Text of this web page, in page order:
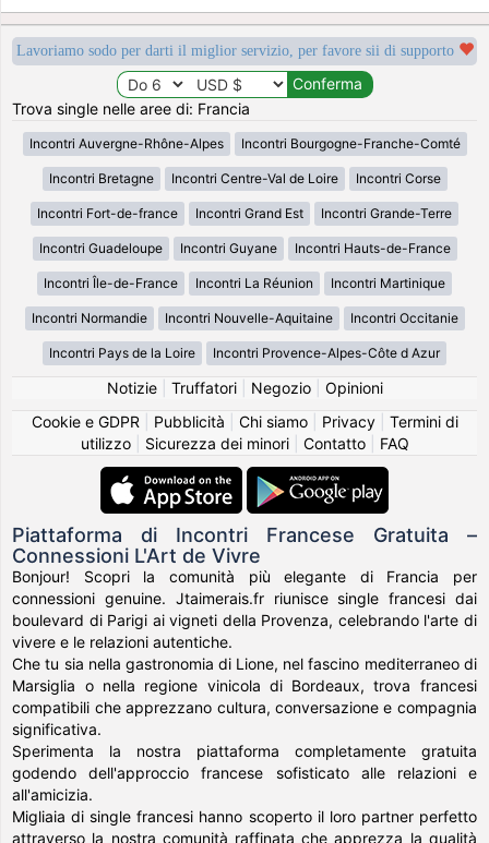
Lavoriamo sodo per darti il miglior servizio, per favore sii di supporto
Trova single nelle aree di: Francia
Incontri Auvergne-Rhône-Alpes Incontri Bourgogne-Franche-Comté
Incontri Bretagne Incontri Centre-Val de Loire Incontri Corse
Incontri Fort-de-france Incontri Grand Est Incontri Grande-Terre
Incontri Guadeloupe Incontri Guyane Incontri Hauts-de-France
Incontri Île-de-France Incontri La Réunion Incontri Martinique
Incontri Normandie Incontri Nouvelle-Aquitaine Incontri Occitanie
Incontri Pays de la Loire Incontri Provence-Alpes-Côte d Azur
Notizie| Truffatori| Negozio| Opinioni
Cookie e GDPR
Pubblicità Chi siamo| Privacy| Termini di
utilizzo| Sicurezza dei minori| Contatto| FAQ
Piattaforma di Incontri Francese Gratuita –
Connessioni L'Art de Vivre
Bonjour! Scopri la comunità più elegante di Francia per
connessioni genuine. Jtaimerais.fr riunisce single francesi dai
boulevard di Parigi ai vigneti della Provenza, celebrando l'arte di
vivere e le relazioni autentiche.
Che tu sia nella gastronomia di Lione, nel fascino mediterraneo di
Marsiglia o nella regione vinicola di Bordeaux, trova francesi
compatibili che apprezzano cultura, conversazione e compagnia
significativa.
Sperimenta la nostra piattaforma completamente gratuita
godendo dell'approccio francese sofisticato alle relazioni e
all'amicizia.
Migliaia di single francesi hanno scoperto il loro partner perfetto
attraverso la nostra comunità raffinata che apprezza la qualità